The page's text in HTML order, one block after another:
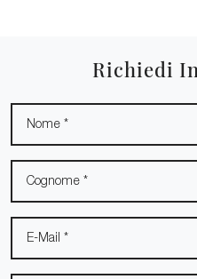
Richiedi